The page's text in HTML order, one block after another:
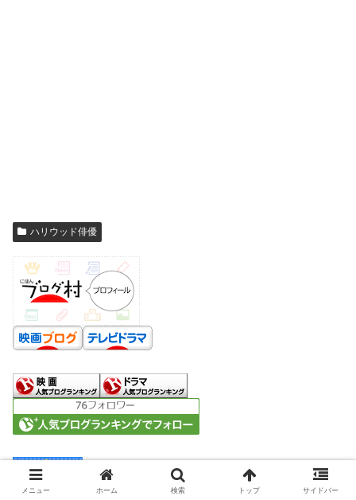
ハリウッド俳優
メニュー ホーム 検索 トップ サイドバー